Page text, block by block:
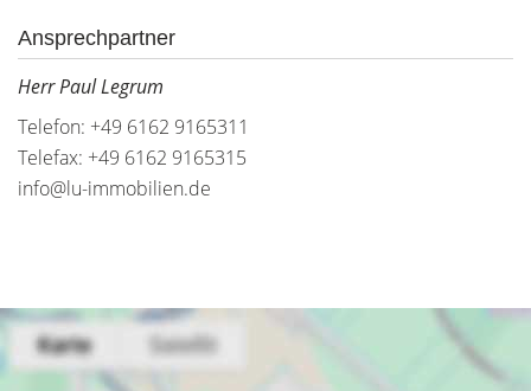
Ansprechpartner
Herr Paul Legrum
Telefon: +49 6162 9165311
Telefax: +49 6162 9165315
info@lu-immobilien.de